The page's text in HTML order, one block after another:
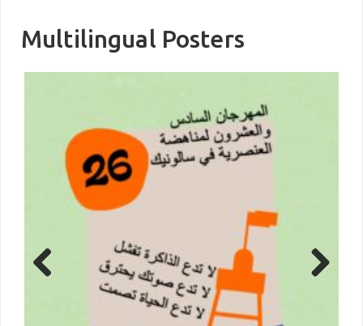
Multilingual Posters